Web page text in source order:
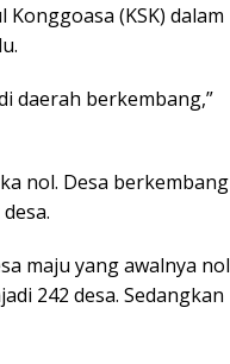
(KSK) dalam
daerah berkembang,”
nol. Desa berkembang
maju yang awalnya nol
242 desa. Sedangkan